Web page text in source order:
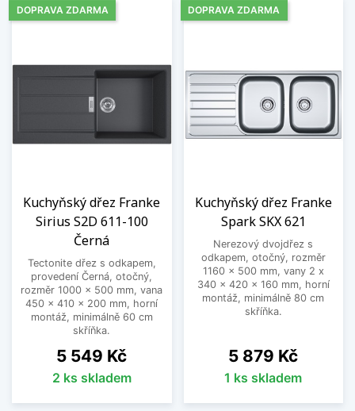
Kuchyňský dřez Franke
Sirius S2D 611-100
Černá
Tectonite dřez s odkapem,
provedení Černá, otočný,
rozměr 1000 x 500 mm, vana
450 x 410 x 200 mm, horní
montáž, minimálně 60 cm
skříňka.
Cena
5 549 Kč
2 ks skladem
DOPRAVA ZDARMA
Kuchyňský dřez Franke
Spark SKX 621
Nerezový dvojdřez s
odkapem, otočný, rozměr
1160 x 500 mm, vany 2 x
340 x 420 x 160 mm, horní
montáž, minimálně 80 cm
skříňka.
Cena
5 879 Kč
1 ks skladem
DOPRAVA ZDARMA